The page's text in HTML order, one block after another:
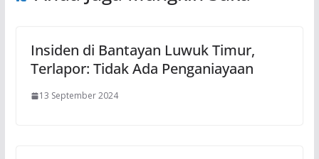
Insiden di Bantayan Luwuk Timur,
Terlapor: Tidak Ada Penganiayaan
13 September 2024